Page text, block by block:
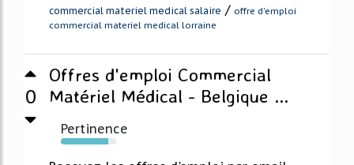
commercial materiel medical salaire / offre d'emploi
commercial materiel medical lorraine
0
Offres d'emploi Commercial
Matériel Médical - Belgique ...
Pertinence
86%